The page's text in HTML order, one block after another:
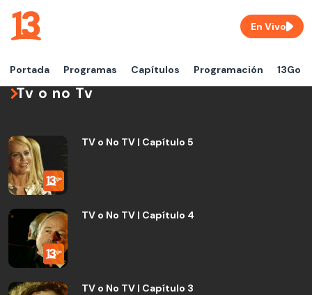
Portada Programas Capítulos Programación 13Go
En Vivo
Tv o no Tv
TV o No TV | Capítulo 5
TV o No TV | Capítulo 4
TV o No TV | Capítulo 3